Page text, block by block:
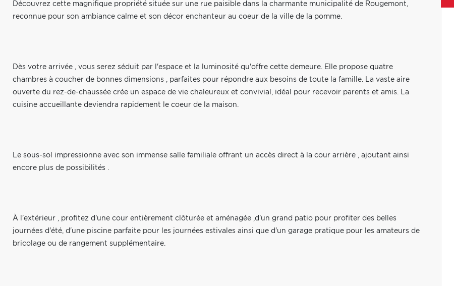
Découvrez cette magnifique propriété située sur une rue paisible dans la charmante municipalité de Rougemont,
reconnue pour son ambiance calme et son décor enchanteur au coeur de la ville de la pomme.
Dès votre arrivée , vous serez séduit par l'espace et la luminosité qu'offre cette demeure. Elle propose quatre
chambres à coucher de bonnes dimensions , parfaites pour répondre aux besoins de toute la famille. La vaste aire
ouverte du rez-de-chaussée crée un espace de vie chaleureux et convivial, idéal pour recevoir parents et amis. La
cuisine accueillante deviendra rapidement le coeur de la maison.
Le sous-sol impressionne avec son immense salle familiale offrant un accès direct à la cour arrière , ajoutant ainsi
encore plus de possibilités .
À l'extérieur , profitez d'une cour entièrement clôturée et aménagée ,d'un grand patio pour profiter des belles
journées d'été, d'une piscine parfaite pour les journées estivales ainsi que d'un garage pratique pour les amateurs de
bricolage ou de rangement supplémentaire.